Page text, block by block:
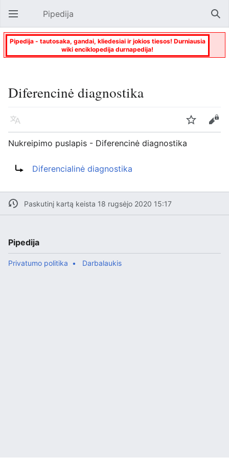
Atverti pagrindinį meniu Pipedija
Pipedija - tautosaka, gandai, kliedesiai ir jokios tiesos! Durniausia
wiki enciklopedija durnapedija!
Diferencinė diagnostika
Kalba Stebėti
Keisti
Nukreipimo puslapis - Diferencinė diagnostika
Diferencialinė diagnostika
Paskutinį kartą keista 18 rugsėjo 2020 15:17
Pipedija
Privatumo politika Darbalaukis